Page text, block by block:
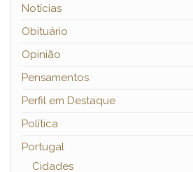
Notícias
Obituário
Opinião
Pensamentos
Perfil em Destaque
Política
Portugal
Cidades